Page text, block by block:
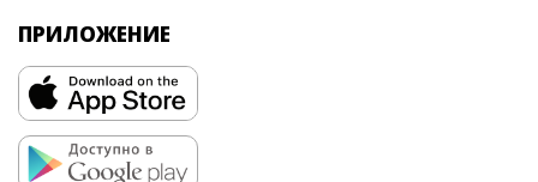
ПРИЛОЖЕНИЕ